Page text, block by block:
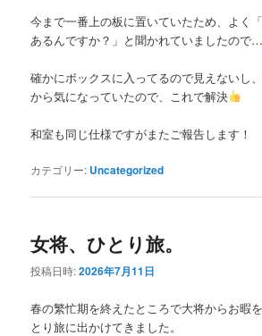
今まで一番上の板に置いていたため、よく
あるんですか？」と聞かれていましたので…
確かにボックスに入ってるので見えないし
から気になっていたので、これで解決
和室も同じ仕様ですがまたご報告します！
カテゴリー: Uncategorized
女将、ひとり旅。
投稿日時:2026年7月11日
春の繁忙期を終えたところで大将からお暇
とり旅に出かけてきました。